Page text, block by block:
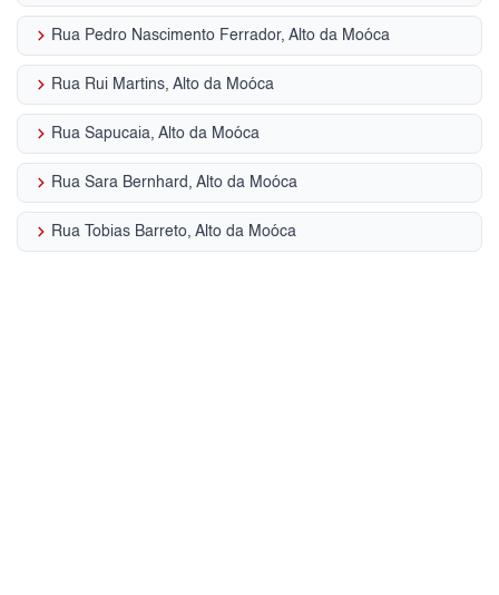
keyboard_arrow_right Rua Pedro Nascimento Ferrador, Alto da Moóca
keyboard_arrow_right Rua Rui Martins, Alto da Moóca
keyboard_arrow_right Rua Sapucaia, Alto da Moóca
keyboard_arrow_right Rua Sara Bernhard, Alto da Moóca
keyboard_arrow_right Rua Tobias Barreto, Alto da Moóca